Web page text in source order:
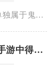
大掌门2并不存在单独属于鬼区的专属官方网站，鬼区只是玩家对于活跃度较低服务器的俗
如何在摩尔庄园手游中得到小红猪